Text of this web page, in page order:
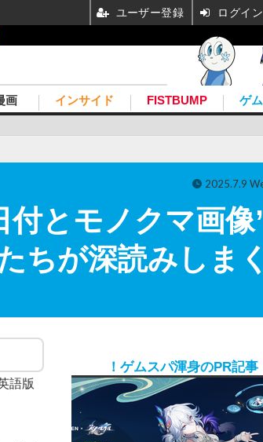
画 インサイド FISTBUMP ゲ
付とモノクマ画像
ちが深読みしま
2025.7.9
語版
！ゲムスパ渾身のPR記事
ユーザー登録 ログイン